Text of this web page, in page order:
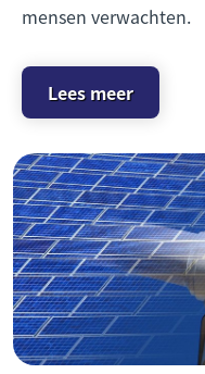
mensen verwachten.
Lees meer